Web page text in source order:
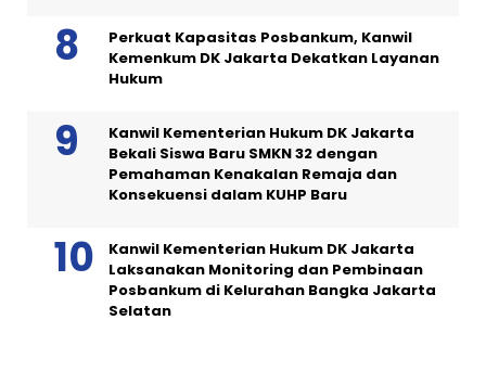
Perkuat Kapasitas Posbankum, Kanwil
Kemenkum DK Jakarta Dekatkan Layanan
Hukum
Kanwil Kementerian Hukum DK Jakarta
Bekali Siswa Baru SMKN 32 dengan
Pemahaman Kenakalan Remaja dan
Konsekuensi dalam KUHP Baru
Kanwil Kementerian Hukum DK Jakarta
Laksanakan Monitoring dan Pembinaan
Posbankum di Kelurahan Bangka Jakarta
Selatan